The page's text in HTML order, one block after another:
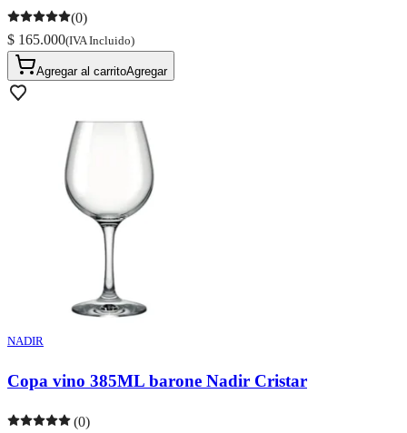
(0)
$ 165.000(IVA Incluido)
Agregar al carritoAgregar
NADIR
Copa vino 385ML barone Nadir Cristar
(0)